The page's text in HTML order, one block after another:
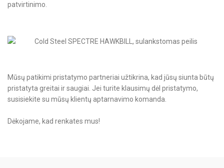
patvirtinimo.
Mūsų patikimi pristatymo partneriai užtikrina, kad jūsų siunta būtų
pristatyta greitai ir saugiai. Jei turite klausimų dėl pristatymo,
susisiekite su mūsų klientų aptarnavimo komanda.
Dėkojame, kad renkates mus!